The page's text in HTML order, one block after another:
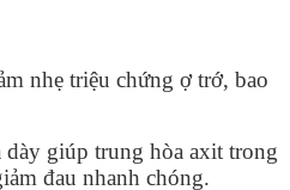
nhẹ triệu chứng ợ trớ, bao
giúp trung hòa axit trong
đau nhanh chóng.